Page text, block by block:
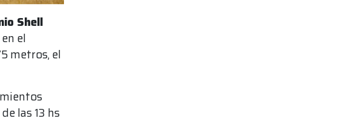
Shell
el
metros, el
las 13 hs